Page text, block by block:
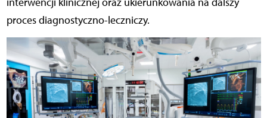
proces diagnostyczno-leczniczy.